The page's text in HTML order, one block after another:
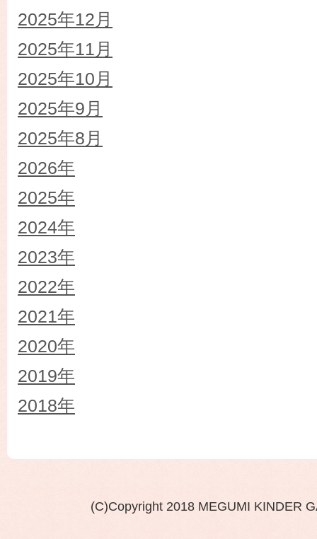
2025年12月
2025年11月
2025年10月
2025年9月
2025年8月
2026年
2025年
2024年
2023年
2022年
2021年
2020年
2019年
2018年
(C)Copyright 2018 MEGUMI KINDER